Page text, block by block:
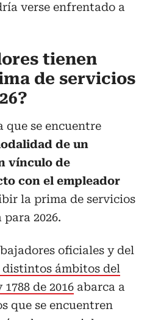
verse enfrentado a
tienen
de servicios
que se encuentre
de un
vínculo de
con el empleador
la prima de servicios
2026.
oficiales y del
ámbitos del
de 2016 abarca a
que se encuentren